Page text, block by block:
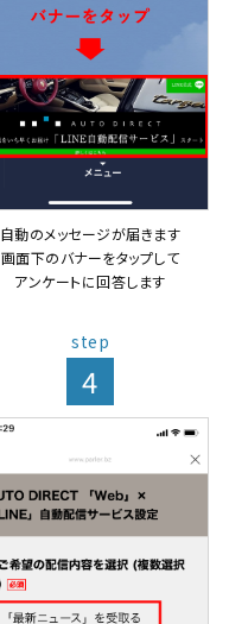
自動のメッセージが届きます
画面下のバナーをタップして
アンケートに回答します
step
4